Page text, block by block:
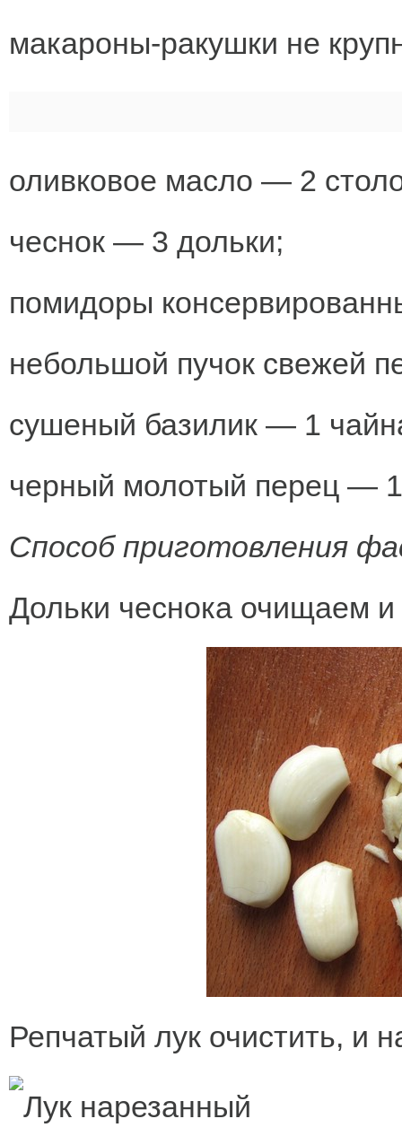
макароны-ракушки не
оливковое масло — 2
чеснок — 3 дольки;
помидоры
небольшой пучок свежей
сушеный базилик — 1
черный молотый перец —
Способ приготовления
Дольки чеснока очищаем
Репчатый лук очистить, и